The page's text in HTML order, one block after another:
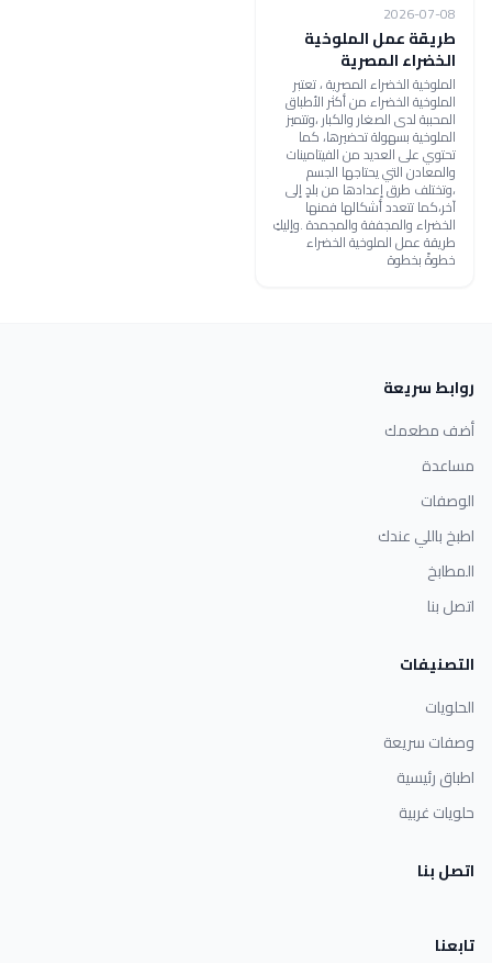
2026-07-08
طريقة عمل الملوخية
الخضراء المصرية
الملوخية الخضراء المصرية ، تعتبر
الملوخية الخضراء من أكثر الأطباق
المحببة لدى الصغار والكبار ،وتتميز
الملوخية بسهولة تحضيرها، كما
تحتوي على العديد من الفيتامينات
والمعادن التي يحتاجها الجسم
،وتختلف طرق إعدادها من بلدٍ إلى
آخر،كما تتعدد أشكالها فمنها
الخضراء والمجففة والمجمدة .وإليكِ
طريقة عمل الملوخية الخضراء
خطوةً بخطوة
روابط سريعة
أضف مطعمك
مساعدة
الوصفات
اطبخ باللي عندك
المطابخ
اتصل بنا
التصنيفات
الحلويات
وصفات سريعة
اطباق رئيسية
حلويات غربية
اتصل بنا
تابعنا